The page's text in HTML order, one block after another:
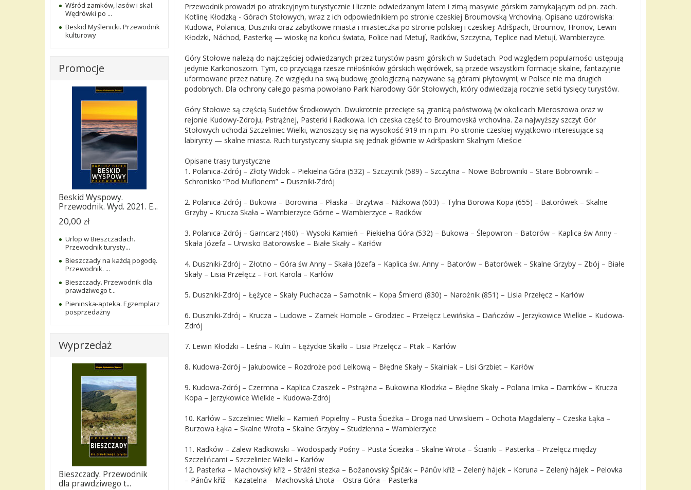
Przewodnik prowadzi po atrakcyjnym turystycznie i licznie odwiedzanym latem i zimą masywie górskim zamykającym od pn. zach.
Kotlinę Kłodzką - Górach Stołowych, wraz z ich odpowiednikiem po stronie czeskiej Broumovską Vrchoviną. Opisano uzdrowiska:
Kudowa, Polanica, Duszniki oraz zabytkowe miasta i miasteczka po stronie polskiej i czeskiej: Adršpach, Broumov, Hronov, Lewin
Kłodzki, Náchod, Pasterkę — wioskę na końcu świata, Police nad Metují, Radków, Szczytna, Teplice nad Metují, Wambierzyce.
Góry Stołowe należą do najczęściej odwiedzanych przez turystów pasm górskich w Sudetach. Pod względem popularności ustępują
jedynie Karkonoszom. Tym, co przyciąga rzesze miłośników górskich wędrówek, są przede wszystkim formacje skalne, fantazyjnie
uformowane przez naturę. Ze względu na swą budowę geologiczną nazywane są górami płytowymi; w Polsce nie ma drugich
podobnych. Dla ochrony całego pasma powołano Park Narodowy Gór Stołowych, który odwiedzają rocznie setki tysięcy turystów.
Góry Stołowe są częścią Sudetów Środkowych. Dwukrotnie przecięte są granicą państwową (w okolicach Mieroszowa oraz w
rejonie Kudowy-Zdroju, Pstrążnej, Pasterki i Radkowa. Ich czeska część to Broumovská vrchovina. Za najwyższy szczyt Gór
Stołowych uchodzi Szczeliniec Wielki, wznoszący się na wysokość 919 m n.p.m. Po stronie czeskiej wyjątkowo interesujące są
labirynty — skalne miasta. Ruch turystyczny skupia się jednak głównie w Adršpaskim Skalnym Mieście
Opisane trasy turystyczne
1. Polanica-Zdrój – Złoty Widok – Piekielna Góra (532) – Szczytnik (589) – Szczytna – Nowe Bobrowniki – Stare Bobrowniki –
Schronisko “Pod Muflonem” – Duszniki-Zdrój
2. Polanica-Zdrój – Bukowa – Borowina – Płaska – Brzytwa – Niżkowa (603) – Tylna Borowa Kopa (655) – Batorówek – Skalne
Grzyby – Krucza Skała – Wambierzyce Górne – Wambierzyce – Radków
3. Polanica-Zdrój – Garncarz (460) – Wysoki Kamień – Piekielna Góra (532) – Bukowa – Ślepowron – Batorów – Kaplica św Anny –
Skała Józefa – Urwisko Batorowskie – Białe Skały – Karłów
4. Duszniki-Zdrój – Złotno – Góra św Anny – Skała Józefa – Kaplica św. Anny – Batorów – Batorówek – Skalne Grzyby – Zbój – Białe
Skały – Lisia Przełęcz – Fort Karola – Karłów
5. Duszniki-Zdrój – Łężyce – Skały Puchacza – Samotnik – Kopa Śmierci (830) – Narożnik (851) – Lisia Przełęcz – Karłów
6. Duszniki-Zdrój – Krucza – Ludowe – Zamek Homole – Grodziec – Przełęcz Lewińska – Dańczów – Jerzykowice Wielkie – Kudowa-
Zdrój
7. Lewin Kłodzki – Leśna – Kulin – Łężyckie Skałki – Lisia Przełęcz – Ptak – Karłów
8. Kudowa-Zdrój – Jakubowice – Rozdroże pod Lelkową – Błędne Skały – Skalniak – Lisi Grzbiet – Karłów
9. Kudowa-Zdrój – Czermna – Kaplica Czaszek – Pstrążna – Bukowina Kłodzka – Błędne Skały – Polana Imka – Darnków – Krucza
Kopa – Jerzykowice Wielkie – Kudowa-Zdrój
10. Karłów – Szczeliniec Wielki – Kamień Popielny – Pusta Ścieżka – Droga nad Urwiskiem – Ochota Magdaleny – Czeska Łąka –
Burzowa Łąka – Skalne Wrota – Skalne Grzyby – Studzienna – Wambierzyce
11. Radków – Zalew Radkowski – Wodospady Pośny – Pusta Ścieżka – Skalne Wrota – Ścianki – Pasterka – Przełęcz między
Szczelińcami – Szczeliniec Wielki – Karłów
12. Pasterka – Machovský kříž – Strážní stezka – Božanovský Špičák – Pánův kříž – Zelený hájek – Koruna – Zelený hájek – Pelovka
– Pánův kříž – Kazatelna – Machovská Lhota – Ostra Góra – Pasterka
Wśród zamków, lasów i skał.
Wędrówki po ...
Beskid Myślenicki. Przewodnik
kulturowy
Promocje
Beskid Wyspowy.
Przewodnik. Wyd. 2021. E...
20,00 zł
Urlop w Bieszczadach.
Przewodnik turysty...
Bieszczady na każdą pogodę.
Przewodnik. ...
Bieszczady. Przewodnik dla
prawdziwego t...
Pieninska-apteka. Egzemplarz
posprzedażny
Wyprzedaż
Bieszczady. Przewodnik
dla prawdziwego t...